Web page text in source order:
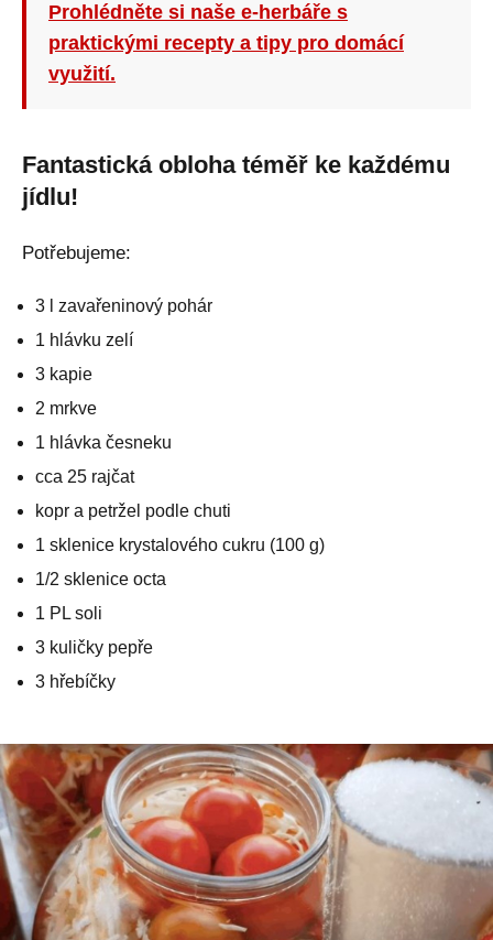
Prohlédněte si naše e-herbáře s
praktickými recepty a tipy pro domácí
využití.
Fantastická obloha téměř ke každému
jídlu!
Potřebujeme:
3 l zavařeninový pohár
1 hlávku zelí
3 kapie
2 mrkve
1 hlávka česneku
cca 25 rajčat
kopr a petržel podle chuti
1 sklenice krystalového cukru (100 g)
1/2 sklenice octa
1 PL soli
3 kuličky pepře
3 hřebíčky